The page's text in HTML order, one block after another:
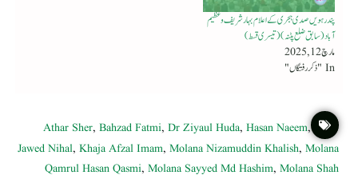
پندرہویں صدی ہجری کے اعلام بہار شریف و عظیم
آباد (سابق ضلع پٹنہ) ( تیسری قسط)
مارچ 12, 2025
In "ذکر رفتگاں"
Athar Sher,Bahzad Fatmi,Dr Ziyaul Huda,Hasan Naeem,
Jawed Nihal,Khaja Afzal Imam,Molana Nizamuddin Khalish,Molana
Qamrul Hasan Qasmi,Molana Sayyed Md Hashim,Molana Shah